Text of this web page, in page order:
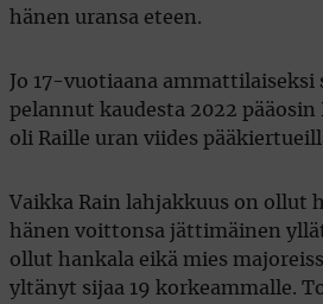
hänen uransa eteen.
Jo 17-vuotiaana
pelannut kaudesta 2022 pääosin
oli Raille uran viides
Vaikka Rain lahjakkuus on ollut
hänen voittonsa jättimäinen
ollut hankala eikä mies
yltänyt sijaa 19 korkeammalle.